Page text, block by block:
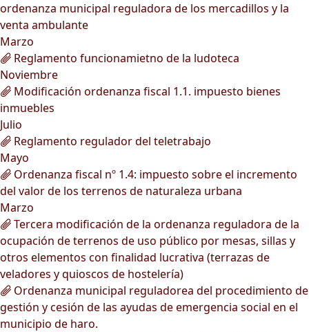
ordenanza municipal reguladora de los mercadillos y la
venta ambulante
Marzo
Reglamento funcionamietno de la ludoteca
Noviembre
Modificación ordenanza fiscal 1.1. impuesto bienes
inmuebles
Julio
Reglamento regulador del teletrabajo
Mayo
Ordenanza fiscal nº 1.4: impuesto sobre el incremento
del valor de los terrenos de naturaleza urbana
Marzo
Tercera modificación de la ordenanza reguladora de la
ocupación de terrenos de uso público por mesas, sillas y
otros elementos con finalidad lucrativa (terrazas de
veladores y quioscos de hostelería)
Ordenanza municipal reguladorea del procedimiento de
gestión y cesión de las ayudas de emergencia social en el
municipio de haro.